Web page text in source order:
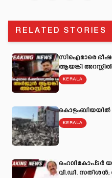
RELATED STORIES
സിഐമാരെ
ആയങ്കി അറസ്റ്റിൽ
KERALA
കൊളംബിയയിൽ
KERALA
ഹെലികോപ്ടർ
വി.ഡി. സതീശൻ;